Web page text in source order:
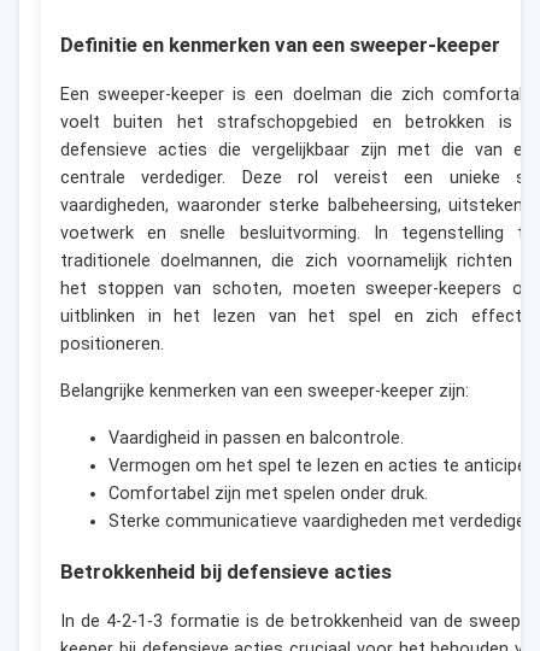
Definitie en kenmerken van een sweeper-keeper
Een sweeper-keeper is een doelman die zich
voelt buiten het strafschopgebied en betrokken is
defensieve acties die vergelijkbaar zijn met die van
centrale verdediger. Deze rol vereist een unieke
vaardigheden, waaronder sterke balbeheersing,
voetwerk en snelle besluitvorming. In tegenstelling
traditionele doelmannen, die zich voornamelijk richten
het stoppen van schoten, moeten sweeper-keepers
uitblinken in het lezen van het spel en zich
positioneren.
Belangrijke kenmerken van een sweeper-keeper zijn:
Vaardigheid in passen en balcontrole.
Vermogen om het spel te lezen en acties te
Comfortabel zijn met spelen onder druk.
Sterke communicatieve vaardigheden met
Betrokkenheid bij defensieve acties
In de 4-2-1-3 formatie is de betrokkenheid van de